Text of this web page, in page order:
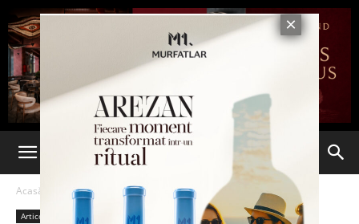
Acasă Articole
Articole